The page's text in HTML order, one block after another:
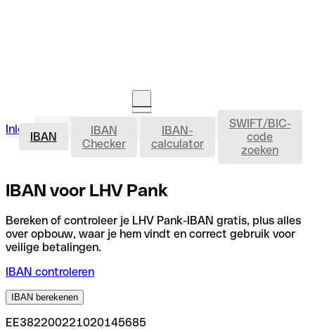
Inloggen Rekening openen IBAN
IBAN
IBAN
Checker
IBAN-
calculator
SWIFT/BIC-
code
zoeken
IBAN voor LHV Pank
Bereken of controleer je LHV Pank-IBAN gratis, plus alles
over opbouw, waar je hem vindt en correct gebruik voor
veilige betalingen.
IBAN controleren
IBAN berekenen
EE382200221020145685